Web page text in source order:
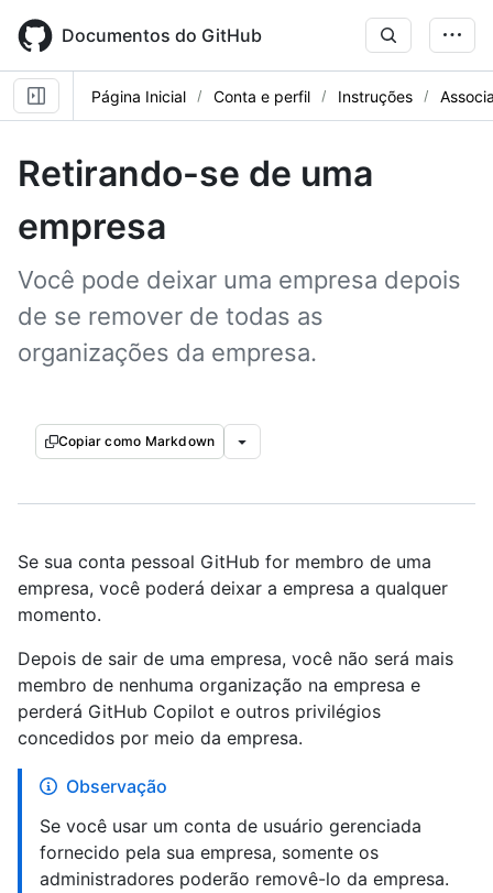
main
content
Documentos do GitHub
Página Inicial Conta e perfil Instruções
Retirando-se de uma
empresa
Você pode deixar uma empresa depois
de se remover de todas as
organizações da empresa.
Copiar como Markdown
Se sua conta pessoal GitHub for membro de uma
empresa, você poderá deixar a empresa a qualquer
momento.
Depois de sair de uma empresa, você não será mais
membro de nenhuma organização na empresa e
perderá GitHub Copilot e outros privilégios
concedidos por meio da empresa.
Observação
Se você usar um conta de usuário gerenciada
fornecido pela sua empresa, somente os
administradores poderão removê-lo da empresa.